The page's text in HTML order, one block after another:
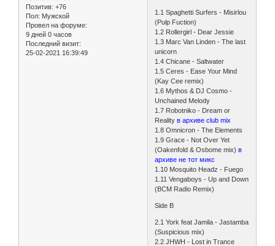
Позитив: +76
Пол: Мужской
Провел на форуме:
9 дней 0 часов
Последний визит:
25-02-2021 16:39:49
1.1 Spaghetti Surfers - Misirlou
(Pulp Fuction)
1.2 Rollergirl - Dear Jessie
1.3 Marc Van Linden - The last
unicorn
1.4 Chicane - Saltwater
1.5 Ceres - Ease Your Mind
(Kay Cee remix)
1.6 Mythos & DJ Cosmo -
Unchained Melody
1.7 Robotniko - Dream or
Realityв архиве club mix
1.8 Omnicron - The Elements
1.9 Grace - Not Over Yet
(Oakenfold & Osbome mix)в
архиве не тот микс
1.10 Mosquito Headz - Fuego
1.11 Vengaboys - Up and Down
(BCM Radio Remix)
Side B
2.1 York feat Jamila - Jastamba
(Suspicious mix)
2.2 JHWH - Lost in Trance